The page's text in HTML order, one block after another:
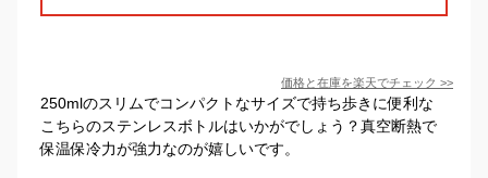
価格と在庫を楽天でチェック >>
250mlのスリムでコンパクトなサイズで持ち歩きに便利な
こちらのステンレスボトルはいかがでしょう？真空断熱で
保温保冷力が強力なのが嬉しいです。